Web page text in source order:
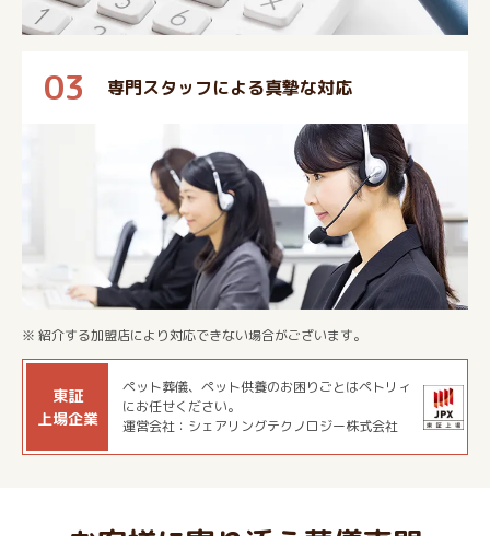
03 専門スタッフによる真摯な対応
※ 紹介する加盟店により対応できない場合がございます。
東証
上場企業
ペット葬儀、ペット供養のお困りごとはペトリィ
にお任せください。
運営会社：シェアリングテクノロジー株式会社